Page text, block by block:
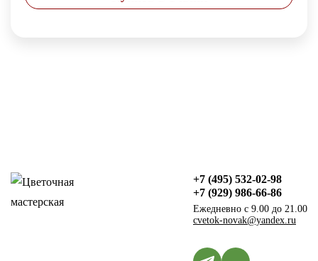
+7 (495) 532-02-98
+7 (929) 986-66-86
Ежедневно с 9.00 до 21.00
cvetok-novak@yandex.ru